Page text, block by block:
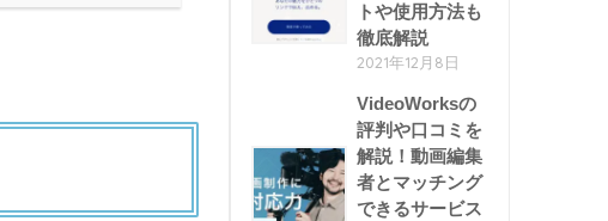
トや使用方法も
徹底解説
2021年12月8日
VideoWorksの
評判や口コミを
解説！動画編集
者とマッチング
できるサービス